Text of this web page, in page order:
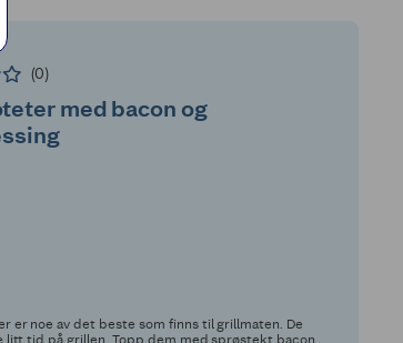
(0)
med bacon og
er noe av det beste som finns til grillmaten. De
litt tid på grillen. Topp dem med sprøstekt bacon